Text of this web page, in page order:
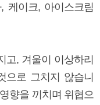
케이크, 아이스크림
고, 겨울이 이상하리
으로 그치지 않습니
향을 끼치며 위협으